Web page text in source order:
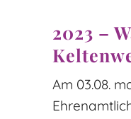
2023 –
Am 03.08.